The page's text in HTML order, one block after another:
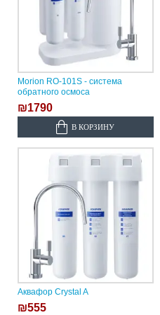
Morion RO-101S - система
обратного осмоса
₪1790
В КОРЗИНУ
Аквафор Crystal A
₪555